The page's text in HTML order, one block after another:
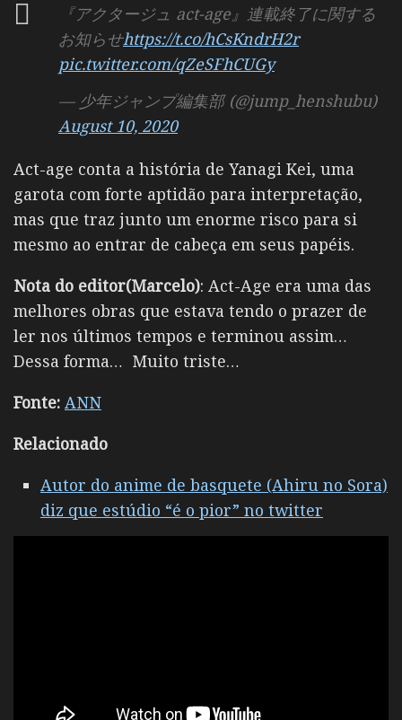
『アクタージュ act-age』連載終了に関する
お知らせhttps://t.co/hCsKndrH2r
pic.twitter.com/qZeSFhCUGy
— 少年ジャンプ編集部 (@jump_henshubu)
August 10, 2020
Act-age conta a história de Yanagi Kei, uma
garota com forte aptidão para interpretação,
mas que traz junto um enorme risco para si
mesmo ao entrar de cabeça em seus papéis.
Nota do editor(Marcelo): Act-Age era uma das
melhores obras que estava tendo o prazer de
ler nos últimos tempos e terminou assim…
Dessa forma… Muito triste…
Fonte: ANN
Relacionado
Autor do anime de basquete (Ahiru no Sora)
diz que estúdio “é o pior” no twitter